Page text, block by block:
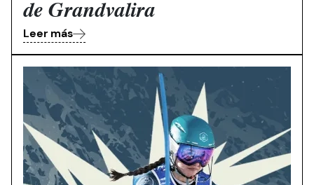
de Grandvalira
Leer más